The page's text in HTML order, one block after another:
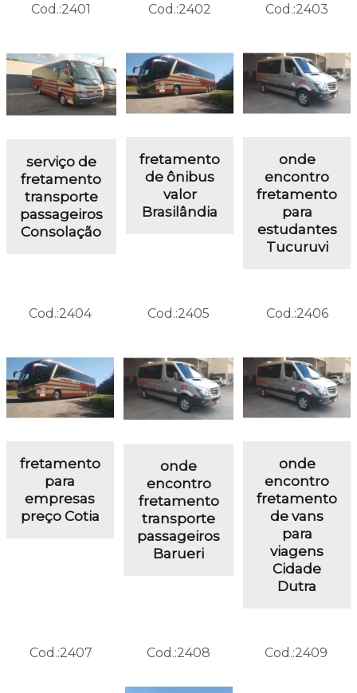
Cod.:2401
serviço de
fretamento
transporte
passageiros
Consolação
Cod.:2402
fretamento
de ônibus
valor
Brasilândia
Cod.:2403
onde
encontro
fretamento
para
estudantes
Tucuruvi
Cod.:2404
fretamento
para
empresas
preço Cotia
Cod.:2405
onde
encontro
fretamento
transporte
passageiros
Barueri
Cod.:2406
onde
encontro
fretamento
de vans
para
viagens
Cidade
Dutra
Cod.:2407 Cod.:2408 Cod.:2409